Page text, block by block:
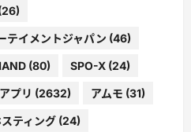
テイメントジャパン (46)
(80) SPO-X (24)
アプリ (2632) アムモ (31)
ティング (24)